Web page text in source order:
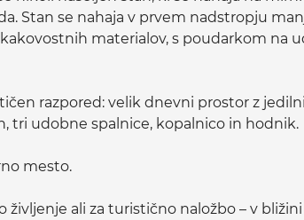
Stan se nahaja v prvem nadstropju
materialov, s poudarkom na
razpored: velik dnevni prostor z
tri udobne spalnice, kopalnico in hodnik.
mesto.
življenje ali za turistično naložbo – v bližini